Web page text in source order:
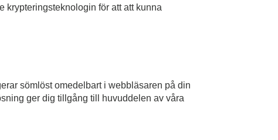
krypteringsteknologin för att att kunna
sömlöst omedelbart i webbläsaren på din
ger dig tillgång till huvuddelen av våra